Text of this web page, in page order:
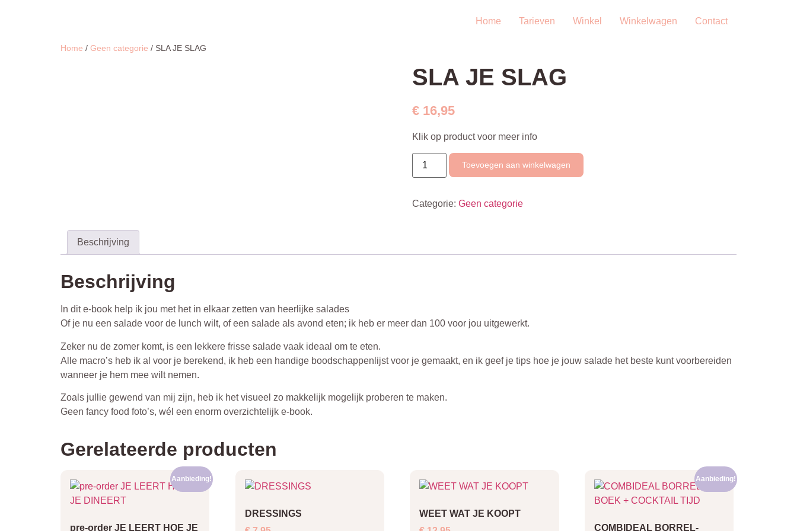
Home Tarieven Winkel Winkelwagen Contact
Home / Geen categorie / SLA JE SLAG
SLA JE SLAG
€16,95
Klik op product voor meer info
SLA
SLAG
Toevoegen aan winkelwagen
Categorie: Geen categorie
Beschrijving
Beschrijving
In dit e-book help ik jou met het in elkaar zetten van heerlijke salades
Of je nu een salade voor de lunch wilt, of een salade als avond eten; ik heb er meer dan 100 voor jou uitgewerkt.
Zeker nu de zomer komt, is een lekkere frisse salade vaak ideaal om te eten.
Alle macro’s heb ik al voor je berekend, ik heb een handige boodschappenlijst voor je gemaakt, en ik geef je tips hoe je jouw salade het beste kunt voorbereiden
wanneer je hem mee wilt nemen.
Zoals jullie gewend van mij zijn, heb ik het visueel zo makkelijk mogelijk proberen te maken.
Geen fancy food foto’s, wél een enorm overzichtelijk e-book.
Gerelateerde producten
Aanbieding!
pre-order JE LEERT HOE JE
DRESSINGS
WEET WAT JE KOOPT
Aanbieding!
COMBIDEAL BORREL-